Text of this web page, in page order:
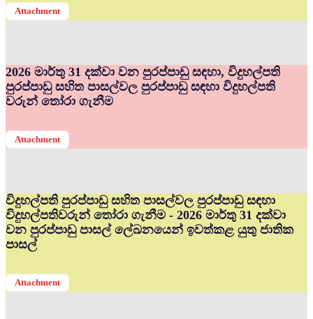
Attachment
2026 මාර්තු 31 දක්වා වන පුරප්පාඩු සඳහා, විදුහල්පති
පුරප්පාඩු සහිත පාසල්වල පුරප්පාඩු සඳහා විදුහල්පති
වරුන් තෝරා ගැනීම
Attachment
විදුහල්පති පුරප්පාඩු සහිත පාසල්වල පුරප්පාඩු සඳහා
විදුහල්පතිවරුන් තෝරා ගැනීම - 2026 මාර්තු 31 දක්වා
වන පුරප්පාඩු පාසල් ලේඛනයෙන් ඉවත්කළ යුතු ජාතික
පාසල්
Attachment